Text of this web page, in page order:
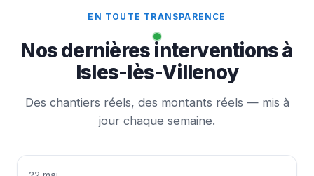
EN TOUTE TRANSPARENCE
Nos dernières interventions à
Isles-lès-Villenoy
Des chantiers réels, des montants réels — mis à
jour chaque semaine.